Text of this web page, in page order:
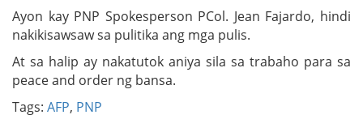
Ayon kay PNP Spokesperson PCol. Jean Fajardo, hindi
nakikisawsaw sa pulitika ang mga pulis.
At sa halip ay nakatutok aniya sila sa trabaho para sa
peace and order ng bansa.
Tags: AFP, PNP